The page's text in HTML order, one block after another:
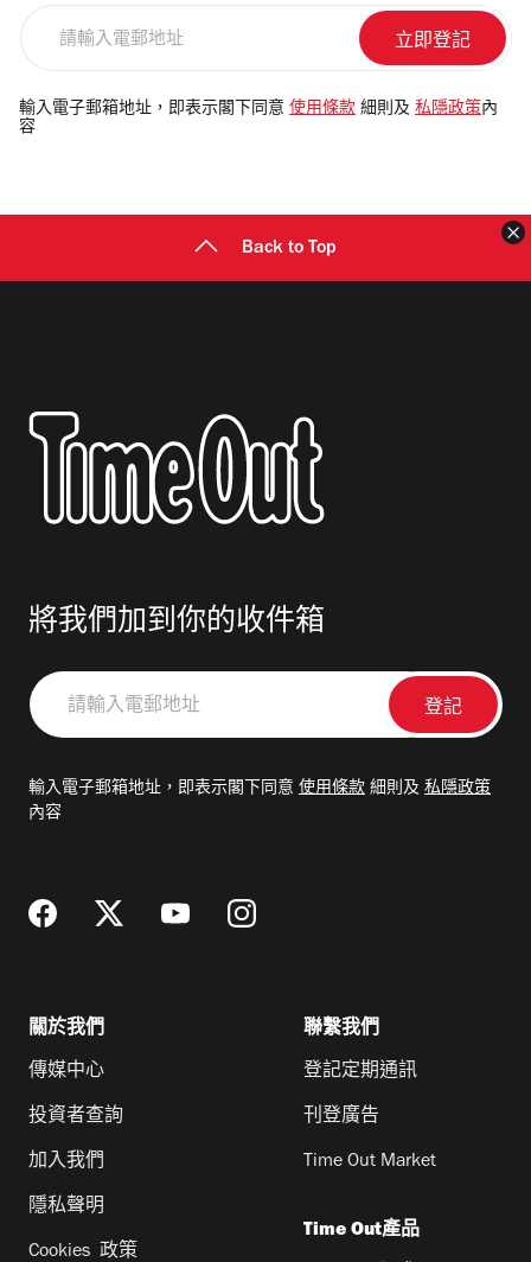
電
郵
輸入電子郵箱地址，即表示閣下同意 使用條款 細則及 私隱政策 內
容
Back to Top
將我們加到你的收件箱
請
輸
郵
輸入電子郵箱地址，即表示閣下同意 使用條款 細則及 私隱政策
內容
關於我們
傳媒中心
投資者查詢
加入我們
隱私聲明
Cookies 政策
聯繫我們
登記定期通訊
刊登廣告
Time Out Market
Time Out產品